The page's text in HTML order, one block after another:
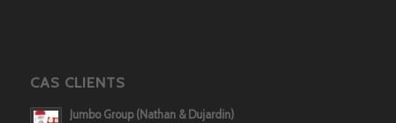
CAS CLIENTS
Jumbo Group (Nathan & Dujardin)